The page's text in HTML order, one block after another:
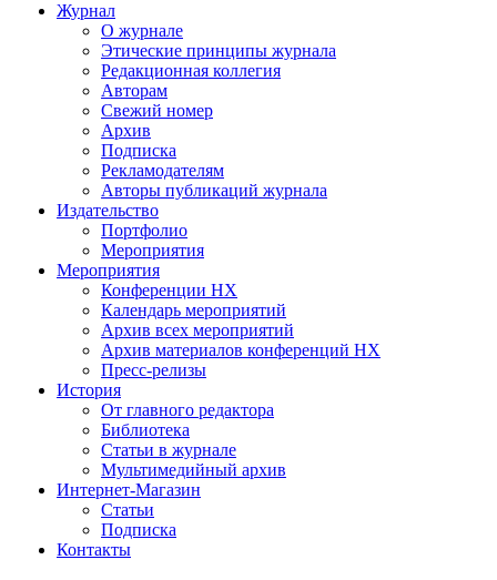
Журнал
О журнале
Этические принципы журнала
Редакционная коллегия
Авторам
Свежий номер
Архив
Подписка
Рекламодателям
Авторы публикаций журнала
Издательство
Портфолио
Мероприятия
Мероприятия
Конференции НХ
Календарь мероприятий
Архив всех мероприятий
Архив материалов конференций НХ
Пресс-релизы
История
От главного редактора
Библиотека
Статьи в журнале
Мультимедийный архив
Интернет-Магазин
Статьи
Подписка
Контакты